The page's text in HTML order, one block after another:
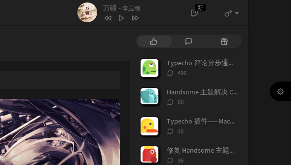
万疆 - 李玉刚 新
文
评
随
文Typecho 评论异步通知插件——Notice
评
数：
496
Handsome 主题解决 CodePrettify 代码高亮插件与 Vditor 兼容问题
评
数：
60
Typecho 插件——MacHighlight 代码语法高亮插件
评
数：
48
修复 Handsome 主题评论可见内格式错乱问题
评
36